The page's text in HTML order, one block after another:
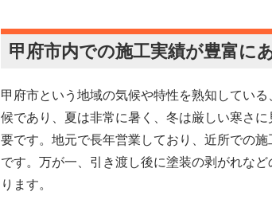
甲府市内での施工実績が豊富に
甲府市という地域の気候や特性を熟知してい
候であり、夏は非常に暑く、冬は厳しい寒さ
要です。地元で長年営業しており、近所での
です。万が一、引き渡し後に塗装の剥がれな
ります。